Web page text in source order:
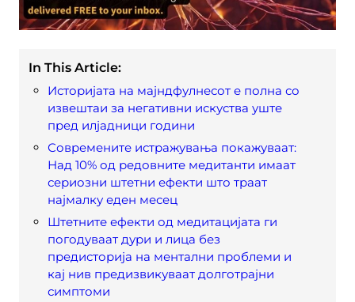
In This Article:
Историјата на мајндфулнесот е полна со
извештаи за негативни искуства уште
пред илјадници години
Современите истражувања покажуваат:
Над 10% од редовните медитанти имаат
сериозни штетни ефекти што траат
најмалку еден месец
Штетните ефекти од медитацијата ги
погодуваат дури и лица без
предисторија на ментални проблеми и
кај нив предизвикуваат долготрајни
симптоми